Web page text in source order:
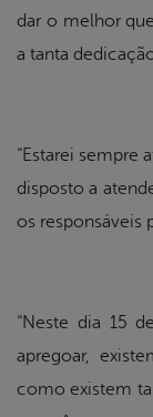
dar o melhor
a tanta
“Estarei sempre
disposto a
os responsáveis
“Neste dia 15
apregoar,
como existem